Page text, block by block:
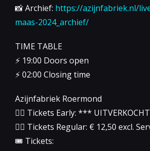
📸 Archief: https://azijnfabriek.nl/
maas-2024_archief/
TIME TABLE
⚡️ 19:00 Doors open
⚡️ 02:00 Closing time
Azijnfabriek Roermond
👉🏻 Tickets Early: ***
👉🏻 Tickets Regular: € 12,50 excl.
🎟️ Tickets: